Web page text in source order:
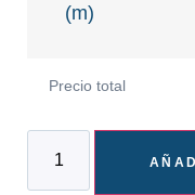
(m)
Precio total